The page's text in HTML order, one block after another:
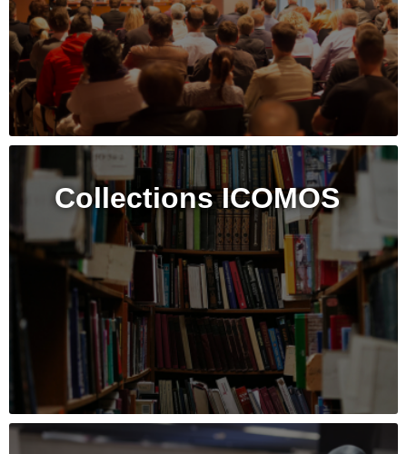
Collections ICOMOS